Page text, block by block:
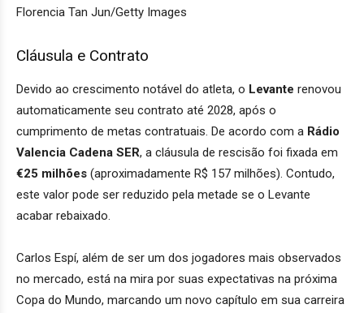
Florencia Tan Jun/Getty Images
Cláusula e Contrato
Devido ao crescimento notável do atleta, o Levante renovou
automaticamente seu contrato até 2028, após o
cumprimento de metas contratuais. De acordo com a Rádio
Valencia Cadena SER, a cláusula de rescisão foi fixada em
€25 milhões (aproximadamente R$ 157 milhões). Contudo,
este valor pode ser reduzido pela metade se o Levante
acabar rebaixado.
Carlos Espí, além de ser um dos jogadores mais observados
no mercado, está na mira por suas expectativas na próxima
Copa do Mundo, marcando um novo capítulo em sua carreira